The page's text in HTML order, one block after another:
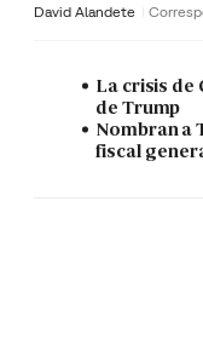
David Alandete
La crisis de
de Trump
Nombran a
fiscal